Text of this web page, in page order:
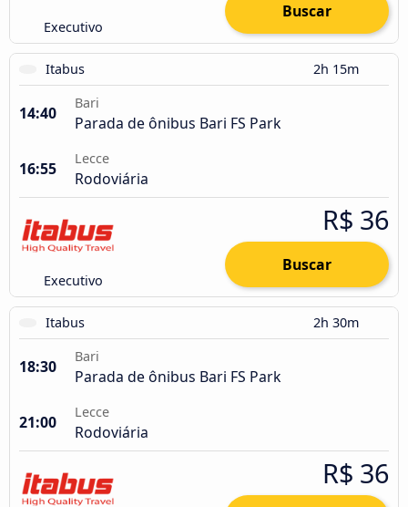
Executivo
Buscar
Itabus 2h 15m
14:40
Bari
Parada de ônibus Bari FS Park
16:55
Lecce
Rodoviária
Executivo
R$ 36
Buscar
Itabus 2h 30m
18:30
Bari
Parada de ônibus Bari FS Park
21:00
Lecce
Rodoviária
R$ 36